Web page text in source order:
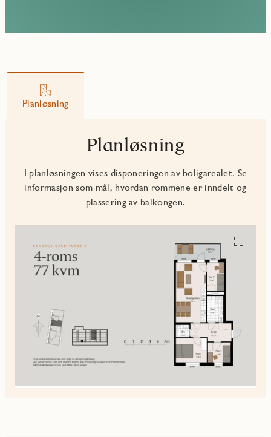
Planløsning
Planløsning
I planløsningen vises disponeringen av boligarealet. Se
informasjon som mål, hvordan rommene er inndelt og
plassering av balkongen.
Se